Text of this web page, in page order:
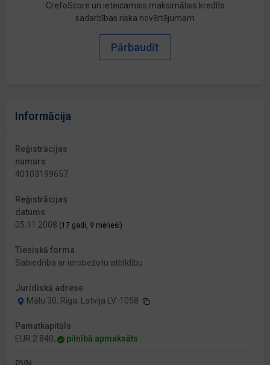
CrefoScore un ieteicamais maksimālais kredīts
sadarbības riska novērtējumam
Pārbaudīt
Informācija
Reģistrācijas
numurs
40103199657
Reģistrācijas
datums
05.11.2008 (17 gadi, 9 mēneši)
Tiesiskā forma
Sabiedrība ar ierobežotu atbildību
Juridiskā adrese
Mālu 30, Rīga, Latvija LV-1058
Pamatkapitāls
EUR 2 840,
pilnībā apmaksāts